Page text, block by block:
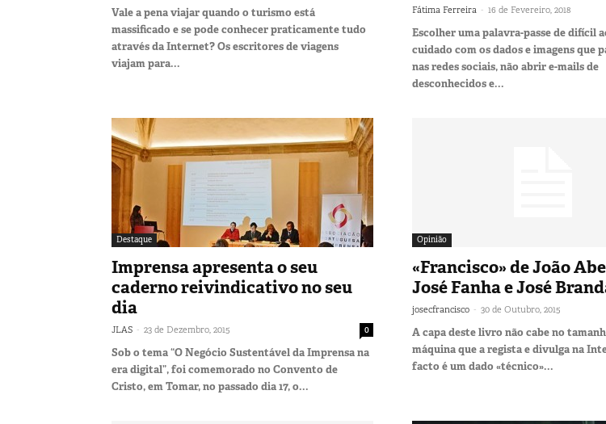
Vale a pena viajar quando o turismo está
massificado e se pode conhecer praticamente tudo
através da Internet? Os escritores de viagens
viajam para...
Fátima Ferreira - 16 de Fevereiro, 2018
Escolher uma palavra-passe de difícil
cuidado com os dados e imagens que
nas redes sociais, não abrir e-mails de
desconhecidos e...
Destaque
Imprensa apresenta o seu
caderno reivindicativo no seu
dia
JLAS - 23 de Dezembro, 2015 0
Sob o tema “O Negócio Sustentável da Imprensa na
era digital”, foi comemorado no Convento de
Cristo, em Tomar, no passado dia 17, o...
Opinião
«Francisco» de João
José Fanha e José
josecfrancisco - 30 de Outubro, 2015
A capa deste livro não cabe no
máquina que a regista e divulga na
facto é um dado «técnico»...